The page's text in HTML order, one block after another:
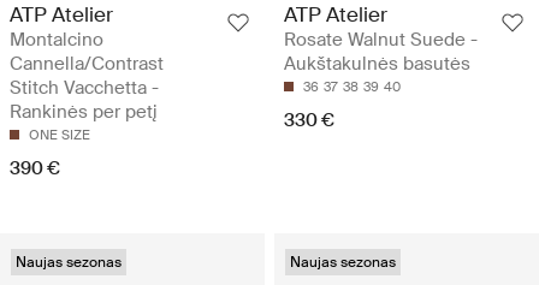
ATP Atelier
Montalcino
Cannella/Contrast
Stitch Vacchetta -
Rankinės per petį
ONE SIZE
390 €
ATP Atelier
Rosate Walnut Suede -
Aukštakulnės basutės
36 37 38 39 40
330 €
Naujas sezonas Naujas sezonas